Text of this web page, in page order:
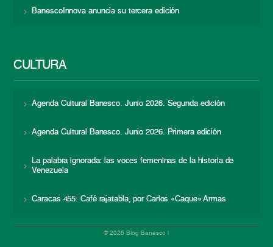
BanescoInnova anuncia su tercera edición
CULTURA
Agenda Cultural Banesco. Junio 2026. Segunda edición
Agenda Cultural Banesco. Junio 2026. Primera edición
La palabra ignorada: las voces femeninas de la historia de
Venezuela
Caracas 455: Café rajatabla, por Carlos «Caque» Armas
© 2026 Blog Banesco |